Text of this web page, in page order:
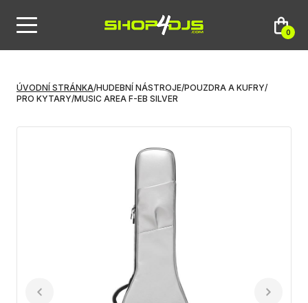
0
ÚVODNÍ STRÁNKA/HUDEBNÍ NÁSTROJE/POUZDRA A KUFRY/
PRO KYTARY/MUSIC AREA F-EB SILVER